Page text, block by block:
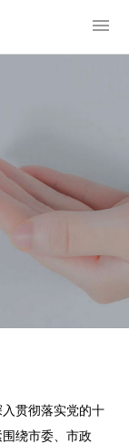
贯彻落实党的十
绕市委、市政